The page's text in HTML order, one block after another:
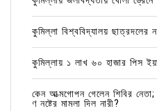
কুমিল্লা বিশ্ববিদ্যালয়
কুমিল্লায় ১ লাখ ৬০ হাজার পিস
কেন আত্মগোপন গেলেন শিবির
ণ নষ্টের মামলা দিল নারী?